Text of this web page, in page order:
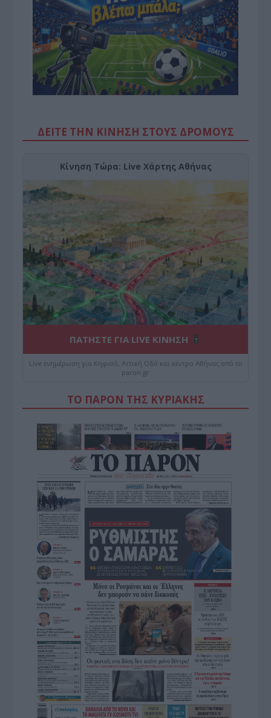
ΔΕΙΤΕ ΤΗΝ ΚΙΝΗΣΗ ΣΤΟΥΣ ΔΡΌΜΟΥΣ
Κίνηση Τώρα: Live Χάρτης Αθήνας
ΠΑΤΗΣΤΕ ΓΙΑ LIVE ΚΙΝΗΣΗ
Live ενημέρωση για Κηφισό, Αττική Οδό και κέντρο Αθήνας από το
paron.gr
ΤΟ ΠΑΡΟΝ ΤΗΣ ΚΥΡΙΑΚΗΣ